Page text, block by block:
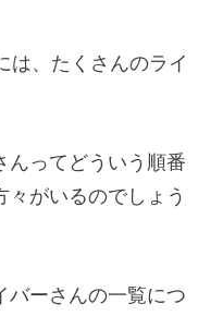
は、たくさんのライ
んってどういう順番
々がいるのでしょう
バーさんの一覧につ